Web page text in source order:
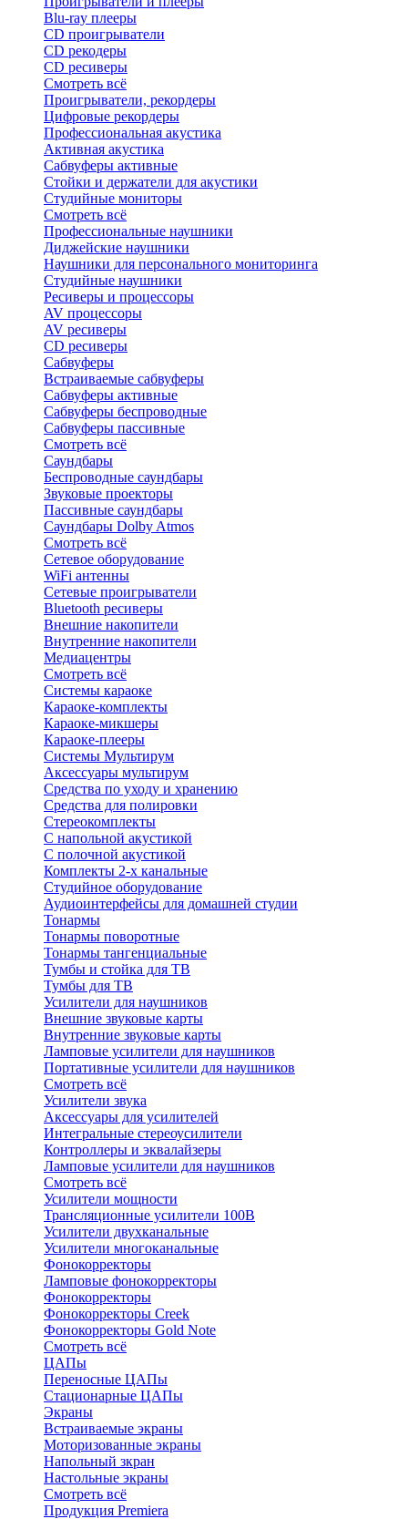
Blu-ray плееры
CD проигрыватели
CD рекодеры
CD ресиверы
Смотреть всё
Проигрыватели, рекордеры
Цифровые рекордеры
Профессиональная акустика
Активная акустика
Сабвуферы активные
Стойки и держатели для акустики
Студийные мониторы
Смотреть всё
Профессиональные наушники
Диджейские наушники
Наушники для персонального мониторинга
Студийные наушники
Ресиверы и процессоры
AV процессоры
AV ресиверы
CD ресиверы
Сабвуферы
Встраиваемые сабвуферы
Сабвуферы активные
Сабвуферы беспроводные
Сабвуферы пассивные
Смотреть всё
Саундбары
Беспроводные саундбары
Звуковые проекторы
Пассивные саундбары
Саундбары Dolby Atmos
Смотреть всё
Сетевое оборудование
WiFi антенны
Сетевые проигрыватели
Bluetooth ресиверы
Внешние накопители
Внутренние накопители
Медиацентры
Смотреть всё
Системы караоке
Караоке-комплекты
Караоке-микшеры
Караоке-плееры
Системы Мультирум
Аксессуары мультирум
Средства по уходу и хранению
Средства для полировки
Стереокомплекты
C напольной акустикой
C полочной акустикой
Комплекты 2-х канальные
Студийное оборудование
Аудиоинтерфейсы для домашней студии
Тонармы
Тонармы поворотные
Тонармы тангенциальные
Тумбы и стойка для ТВ
Тумбы для ТВ
Усилители для наушников
Внешние звуковые карты
Внутренние звуковые карты
Ламповые усилители для наушников
Портативные усилители для наушников
Смотреть всё
Усилители звука
Аксессуары для усилителей
Интегральные стереоусилители
Контроллеры и эквалайзеры
Ламповые усилители для наушников
Смотреть всё
Усилители мощности
Трансляционные усилители 100В
Усилители двухканальные
Усилители многоканальные
Фонокорректоры
Ламповые фонокорректоры
Фонокорректоры
Фонокорректоры Creek
Фонокорректоры Gold Note
Смотреть всё
ЦАПы
Переносные ЦАПы
Стационарные ЦАПы
Экраны
Встраиваемые экраны
Моторизованные экраны
Напольный зкран
Настольные экраны
Смотреть всё
Продукция Premiera